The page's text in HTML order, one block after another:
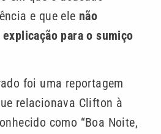
e que ele não
para o sumiço
foi uma reportagem
relacionava Clifton à
como “Boa Noite,